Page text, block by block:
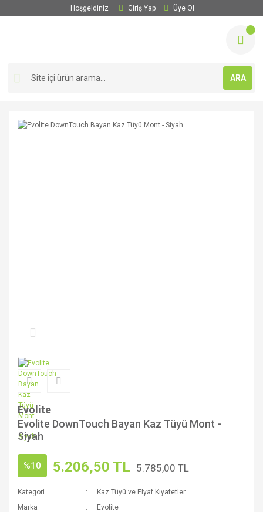
Hoşgeldiniz Giriş Yap Üye Ol
ARA
Evolite
Evolite DownTouch Bayan Kaz Tüyü Mont -
Siyah
%10 5.206,50 TL 5.785,00 TL
Kategori
Kaz Tüyü ve Elyaf Kıyafetler
Marka
Evolite